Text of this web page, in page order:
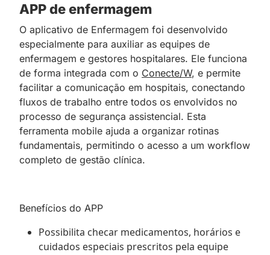
APP de enfermagem
O aplicativo de Enfermagem foi desenvolvido
especialmente para auxiliar as equipes de
enfermagem e gestores hospitalares. Ele funciona
de forma integrada com o Conecte/W, e permite
facilitar a comunicação em hospitais, conectando
fluxos de trabalho entre todos os envolvidos no
processo de segurança assistencial. Esta
ferramenta mobile ajuda a organizar rotinas
fundamentais, permitindo o acesso a um workflow
completo de gestão clínica.
Benefícios do APP
Possibilita checar medicamentos, horários e
cuidados especiais prescritos pela equipe